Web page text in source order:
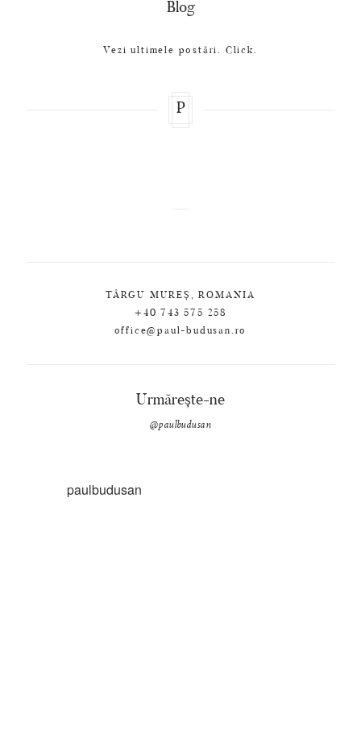
Blog
Vezi ultimele postări. Click.
P
TÂRGU MUREȘ, ROMANIA
+40 743 575 258
office@paul-budusan.ro
Urmărește-ne
@paulbudusan
paulbudusan